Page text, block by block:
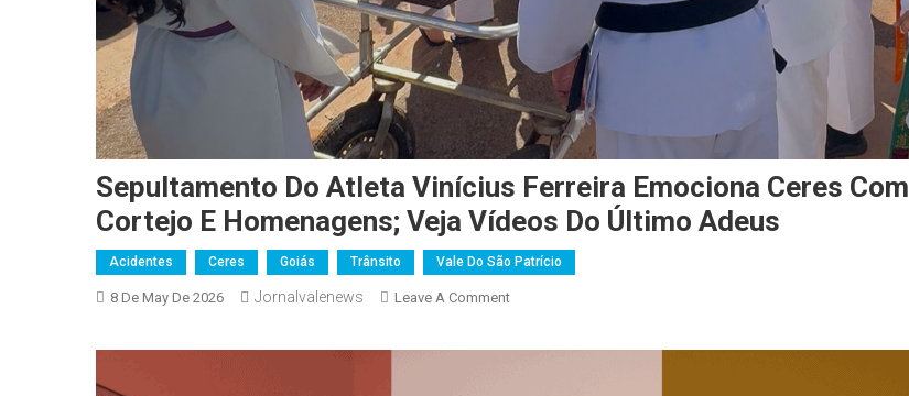
Sepultamento Do Atleta Vinícius Ferreira Emociona Ceres Com
Cortejo E Homenagens; Veja Vídeos Do Último Adeus
Acidentes Ceres Goiás Trânsito Vale Do São Patrício
8 De May De 2026 Jornalvalenews Leave A CommentOn
Do